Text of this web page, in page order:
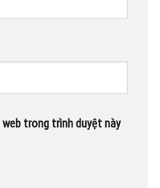
trong trình duyệt này